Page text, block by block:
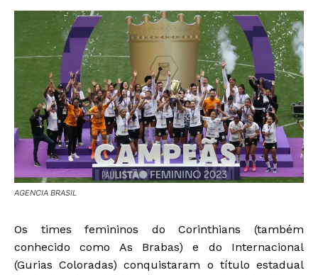
AGENCIA BRASIL
Os times femininos do Corinthians (também
conhecido como As Brabas) e do Internacional
(Gurias Coloradas) conquistaram o título estadual